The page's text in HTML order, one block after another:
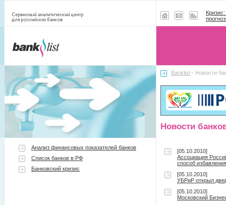
Анализ финансовых показателей банков
Список банков в РФ
Банковский кризис
Banklist - Новости
Новости
[05.10.2010]
Ассоциация
способ
[05.10.2010]
УБРиР открыл
[05.10.2010]
Московский